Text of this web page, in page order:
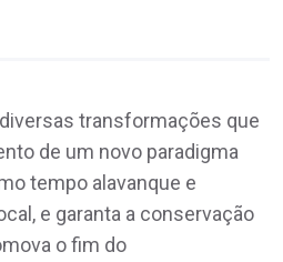
transformações que
de um novo paradigma
tempo alavanque e
e garanta a conservação
o fim do